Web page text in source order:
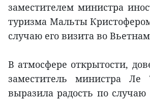
заместителем министра
туризма Мальты
случаю его визита во
В атмосфере открытости,
заместитель министра
выразила радость по